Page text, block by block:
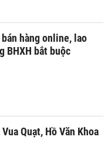
hàng online, lao
BHXH bắt buộc
Quạt, Hồ Văn Khoa